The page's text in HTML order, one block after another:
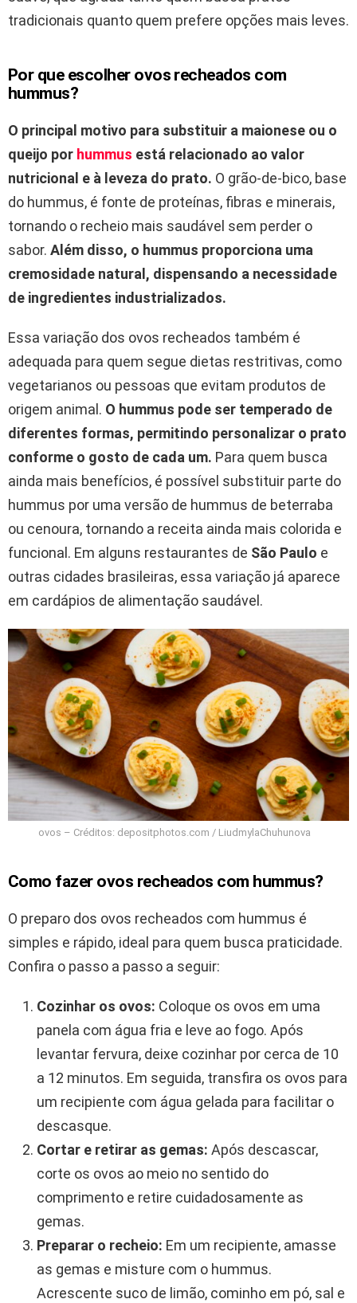
tradicionais quanto quem prefere opções mais leves.
Por que escolher ovos recheados com
hummus?
O principal motivo para substituir a maionese ou o
queijo por hummus está relacionado ao valor
nutricional e à leveza do prato. O grão-de-bico, base
do hummus, é fonte de proteínas, fibras e minerais,
tornando o recheio mais saudável sem perder o
sabor. Além disso, o hummus proporciona uma
cremosidade natural, dispensando a necessidade
de ingredientes industrializados.
Essa variação dos ovos recheados também é
adequada para quem segue dietas restritivas, como
vegetarianos ou pessoas que evitam produtos de
origem animal. O hummus pode ser temperado de
diferentes formas, permitindo personalizar o prato
conforme o gosto de cada um. Para quem busca
ainda mais benefícios, é possível substituir parte do
hummus por uma versão de hummus de beterraba
ou cenoura, tornando a receita ainda mais colorida e
funcional. Em alguns restaurantes de São Paulo e
outras cidades brasileiras, essa variação já aparece
em cardápios de alimentação saudável.
ovos – Créditos: depositphotos.com / LiudmylaChuhunova
Como fazer ovos recheados com hummus?
O preparo dos ovos recheados com hummus é
simples e rápido, ideal para quem busca praticidade.
Confira o passo a passo a seguir:
Cozinhar os ovos: Coloque os ovos em uma
panela com água fria e leve ao fogo. Após
levantar fervura, deixe cozinhar por cerca de 10
a 12 minutos. Em seguida, transfira os ovos para
um recipiente com água gelada para facilitar o
descasque.
Cortar e retirar as gemas: Após descascar,
corte os ovos ao meio no sentido do
comprimento e retire cuidadosamente as
gemas.
Preparar o recheio: Em um recipiente, amasse
as gemas e misture com o hummus.
Acrescente suco de limão, cominho em pó, sal e